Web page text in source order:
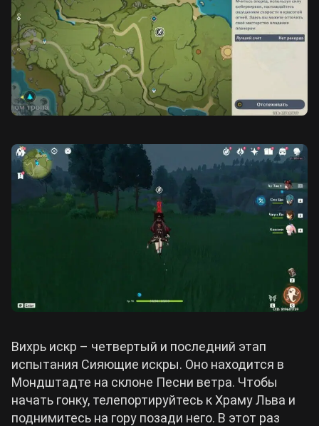
Вихрь искр – четвертый и последний этап
испытания Сияющие искры. Оно находится в
Мондштадте на склоне Песни ветра. Чтобы
начать гонку, телепортируйтесь к Храму Льва и
поднимитесь на гору позади него. В этот раз